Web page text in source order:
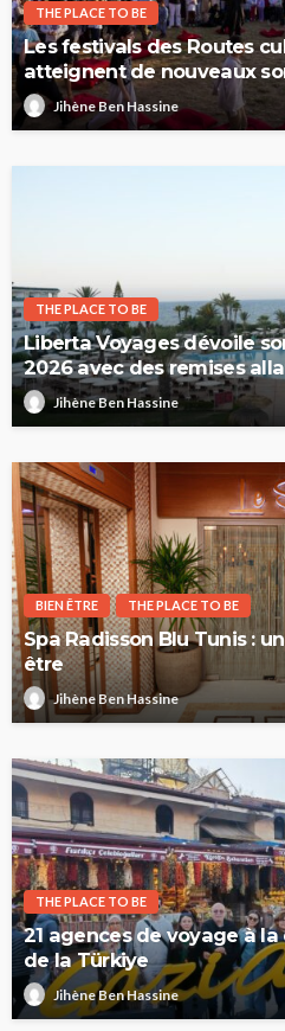
THE PLACE TO BE
Les festivals des Routes
atteignent de nouveaux
Jihène Ben Hassine
THE PLACE TO BE
Liberta Voyages dévoile
2026 avec des remises
Jihène Ben Hassine
BIEN ÊTRE THE PLACE TO BE
Spa Radisson Blu Tunis :
être
Jihène Ben Hassine
THE PLACE TO BE
21 agences de voyage à
de la Türkiye
Jihène Ben Hassine